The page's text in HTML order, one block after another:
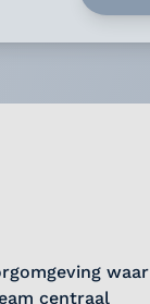
waar
centraal